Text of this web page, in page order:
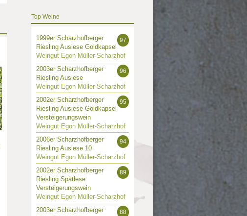
Top Weine
97
1999er Scharzhofberger
Riesling Auslese Goldkapsel
Weingut Egon Müller-Scharzhof
96
2003er Scharzhofberger
Riesling Auslese
Weingut Egon Müller-Scharzhof
95
2002er Scharzhofberger
Riesling Auslese Goldkapsel
Versteigerungswein
Weingut Egon Müller-Scharzhof
94
2006er Scharzhofberger
Riesling Auslese 10
Weingut Egon Müller-Scharzhof
89
2002er Scharzhofberger
Riesling Spätlese
Versteigerungswein
Weingut Egon Müller-Scharzhof
88
2003er Scharzhofberger